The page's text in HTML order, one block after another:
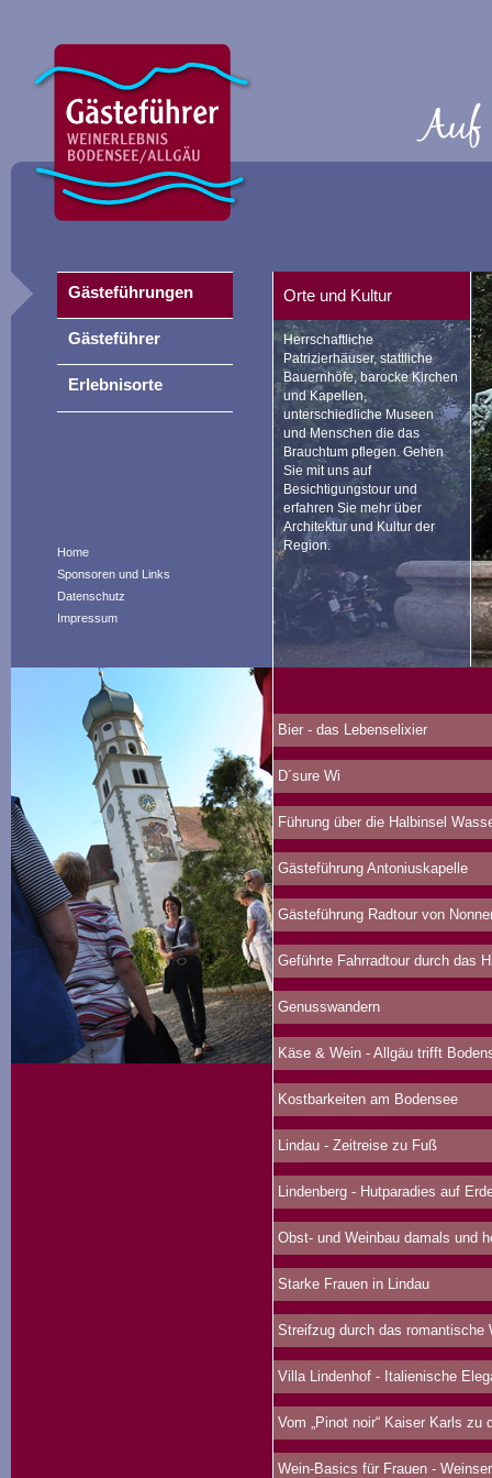
Home
Sponsoren und Links
Datenschutz
Impressum
Orte und Kultur
Herrschaftliche
Patrizierhäuser, stattliche
Bauernhöfe, barocke Kirchen
und Kapellen,
unterschiedliche Museen
und Menschen die das
Brauchtum pflegen. Gehen
Sie mit uns auf
Besichtigungstour und
erfahren Sie mehr über
Architektur und Kultur der
Region.
Bier - das Lebenselixier
D´sure Wi
Führung über die Halbinsel
Gästeführung Antoniuskapelle
Gästeführung Radtour von
Geführte Fahrradtour durch das
Genusswandern
Käse & Wein - Allgäu trifft
Kostbarkeiten am Bodensee
Lindau - Zeitreise zu Fuß
Lindenberg - Hutparadies auf
Obst- und Weinbau damals und
Starke Frauen in Lindau
Streifzug durch das romantische
Villa Lindenhof - Italienische
Vom „Pinot noir“ Kaiser Karls zu
Wein-Basics für Frauen -
Gästeführungen
Gästeführer
Erlebnisorte